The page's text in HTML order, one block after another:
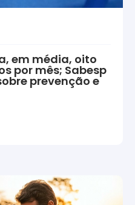
em média, oito
por mês; Sabesp
prevenção e